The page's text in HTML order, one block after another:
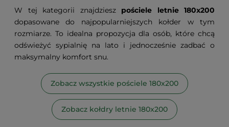
W tej kategorii znajdziesz pościele letnie 180x200
dopasowane do najpopularniejszych kołder w tym
rozmiarze. To idealna propozycja dla osób, które chcą
odświeżyć sypialnię na lato i jednocześnie zadbać o
maksymalny komfort snu.
Zobacz wszystkie pościele 180x200
Zobacz kołdry letnie 180x200